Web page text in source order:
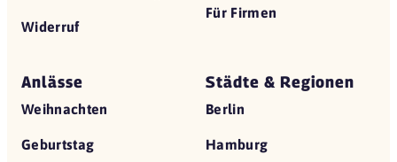
Widerruf
Für Firmen
Anlässe
Weihnachten
Geburtstag
Städte & Regionen
Berlin
Hamburg